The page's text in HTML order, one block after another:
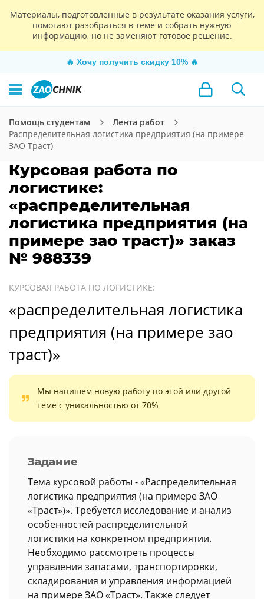
Материалы, подготовленные в результате оказания услуги,
помогают разобраться в теме и собрать нужную
информацию, но не заменяют готовое решение.
🔥 Хочу получить скидку 10% 🔥
Помощь студентам
Лента работ
Распределительная логистика предприятия (на примере
ЗАО Траст)
Курсовая работа по
логистике:
«распределительная
логистика предприятия (на
примере зао траст)» заказ
№ 988339
КУРСОВАЯ РАБОТА ПО ЛОГИСТИКЕ:
«распределительная логистика
предприятия (на примере зао
траст)»
Мы напишем новую работу по этой или другой
теме с уникальностью от 70%
Задание
Тема курсовой работы - «Распределительная
логистика предприятия (на примере ЗАО
«Траст»)». Требуется исследование и анализ
особенностей распределительной
логистики на конкретном предприятии.
Необходимо рассмотреть процессы
управления запасами, транспортировки,
складирования и управления информацией
на примере ЗАО «Траст». Также следует